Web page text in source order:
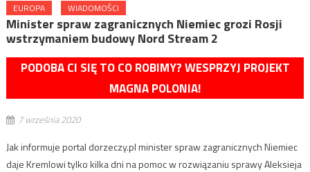
EUROPA WIADOMOŚCI
Minister spraw zagranicznych Niemiec grozi Rosji
wstrzymaniem budowy Nord Stream 2
PODOBA CI SIĘ TO CO ROBIMY? WESPRZYJ PROJEKT
MAGNA POLONIA!
7 września 2020
Jak informuje portal dorzeczy.pl minister spraw zagranicznych Niemiec
daje Kremlowi tylko kilka dni na pomoc w rozwiązaniu sprawy Aleksieja